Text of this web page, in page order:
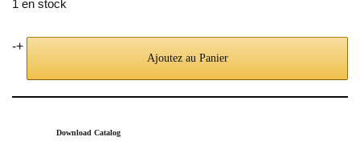
1 en stock
-+
Ajoutez au Panier
Download Catalog